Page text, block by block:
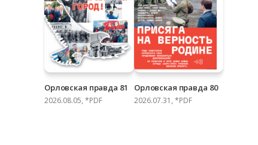
Орловская правда 81
2026.08.05, *PDF
Орловская правда 80
2026.07.31, *PDF